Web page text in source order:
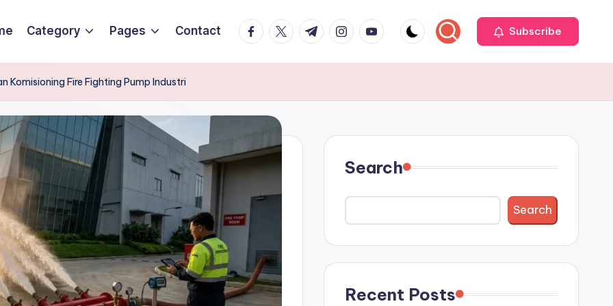
Category Pages Contact Facebook
TwitterTelegramInstagram
Youtube Subscribe
Komisioning Fire Fighting Pump Industri
Search
Search
Recent Posts